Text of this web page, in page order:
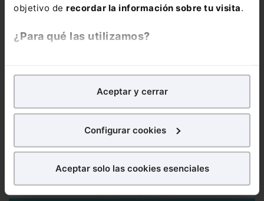
objetivo de recordar la información sobre tu visita.
¿Para qué las utilizamos?
analíticospara tratar demejorar tu experienciaen
nuestra página web. También con fines publicitarios,
para poder mostrarte publicidad y contenidos de tu
¿Qué puedes hacer?
en la web sea óptima
Aceptar y cerrar
Configurar cookies
Aceptar solo las cookies esenciales
Jubilación en 2024En 2024 los requisitos para